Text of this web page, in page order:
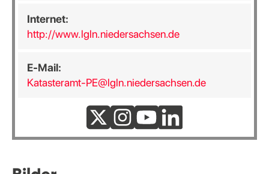
Internet:
http://www.lgln.niedersachsen.de
E-Mail:
Katasteramt-PE@lgln.niedersachsen.de